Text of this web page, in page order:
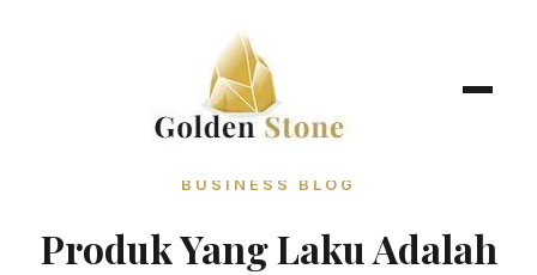
BUSINESS BLOG
Produk Yang Laku Adalah